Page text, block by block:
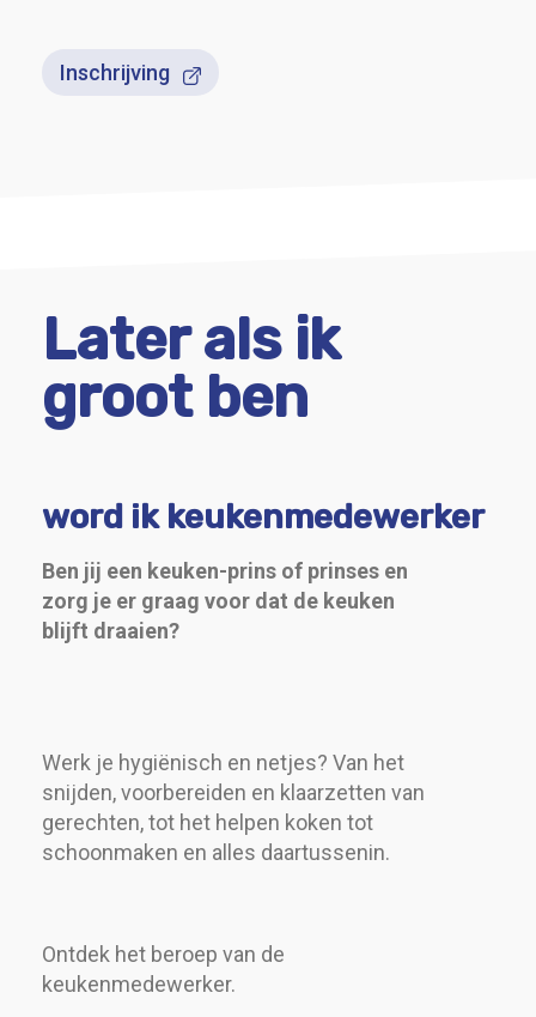
Inschrijving
Later als ik
groot ben
word ik keukenmedewerker
Ben jij een keuken-prins of prinses en
zorg je er graag voor dat de keuken
blijft draaien?
Werk je hygiënisch en netjes? Van het
snijden, voorbereiden en klaarzetten van
gerechten, tot het helpen koken tot
schoonmaken en alles daartussenin.
Ontdek het beroep van de
keukenmedewerker.